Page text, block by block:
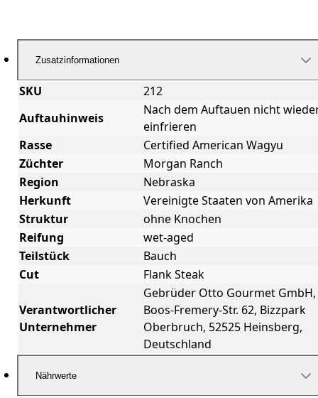
Zusatzinformationen
SKU
212
Auftauhinweis
Nach dem Auftauen nicht
einfrieren
Rasse
Certified American Wagyu
Züchter
Morgan Ranch
Region
Nebraska
Herkunft
Vereinigte Staaten von Amerika
Struktur
ohne Knochen
Reifung
wet-aged
Teilstück
Bauch
Cut
Flank Steak
Verantwortlicher
Unternehmer
Gebrüder Otto Gourmet GmbH,
Boos-Fremery-Str. 62, Bizzpark
Oberbruch, 52525 Heinsberg,
Deutschland
Nährwerte